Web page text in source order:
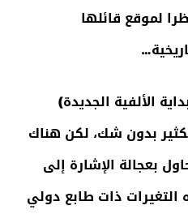
لموقع قائلها
الألفية الجديدة)
2014)… الكثير بدون شك، لكن هناك
بعجالة الإشارة إلى
ذات طابع دولي